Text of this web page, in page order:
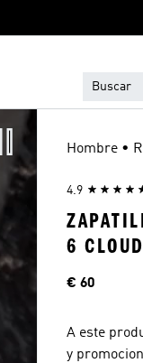
Hombre •
4.9
6
Precio
€ 60
A este
y